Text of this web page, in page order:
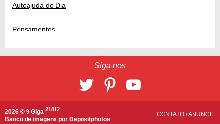
Autoajuda do Dia
Pensamentos
Siga-nos
2026 © 9 Giga 21812
Banco de imagens por Depositphotos
CONTATO /ANUNCIE